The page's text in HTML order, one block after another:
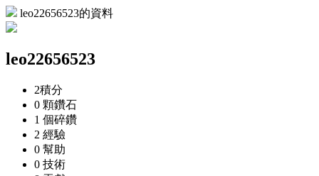
leo22656523的資料
leo22656523
2積分
0 顆鑽石
1 個碎鑽
2 經驗
0 幫助
0 技術